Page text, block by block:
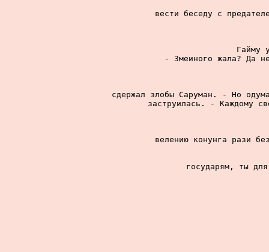
вести беседу с
Гайму
- Змеиного жала? Да
сдержал злобы Саруман. - Но
заструилась. - Каждому
велению конунга рази
государям, ты